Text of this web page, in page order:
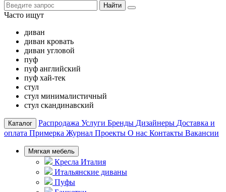
Найти
Часто ищут
диван
диван кровать
диван угловой
пуф
пуф английский
пуф хай-тек
стул
стул минималистичный
стул скандинавский
Каталог Распродажа Услуги Бренды Дизайнеры Доставка и
оплата Примерка Журнал Проекты О нас Контакты Вакансии
Мягкая мебель
Кресла Италия
Итальянские диваны
Пуфы